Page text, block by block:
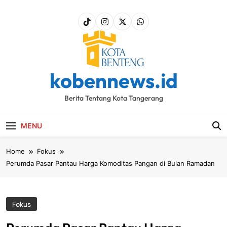
kobennews.id
Berita Tentang Kota Tangerang
MENU
Home
Fokus
Perumda Pasar Pantau Harga Komoditas Pangan di Bulan Ramadan
Fokus